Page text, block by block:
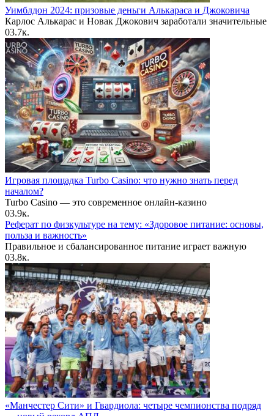
Уимблдон 2024: призовые деньги Алькараса и Джоковича
Карлос Алькарас и Новак Джокович заработали значительные
03.7к.
Игровая площадка Turbo Casino: что нужно знать перед
началом?
Turbo Casino — это современное онлайн-казино
03.9к.
Реферат по физкультуре на тему: «Здоровое питание: основы,
польза и важность»
Правильное и сбалансированное питание играет важную
03.8к.
«Манчестер Сити» и Гвардиола: четыре чемпионства подряд